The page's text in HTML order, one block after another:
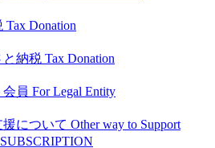
Tax Donation
と納税 Tax Donation
員 For Legal Entity
について Other way to Support
SUBSCRIPTION